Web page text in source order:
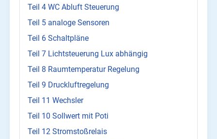
Teil 4 WC Abluft Steuerung
Teil 5 analoge Sensoren
Teil 6 Schaltpläne
Teil 7 Lichtsteuerung Lux abhängig
Teil 8 Raumtemperatur Regelung
Teil 9 Druckluftregelung
Teil 11 Wechsler
Teil 10 Sollwert mit Poti
Teil 12 Stromstoßrelais